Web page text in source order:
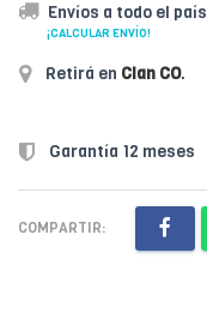
Envíos a todo el país
¡CALCULAR ENVÍO!
Retirá en Clan CO.
Garantía 12 meses
COMPARTIR: